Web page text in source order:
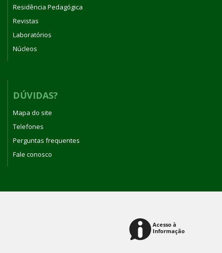
Residência Pedagógica
Revistas
Laboratórios
Núcleos
DÚVIDAS?
Mapa do site
Telefones
Perguntas frequentes
Fale conosco